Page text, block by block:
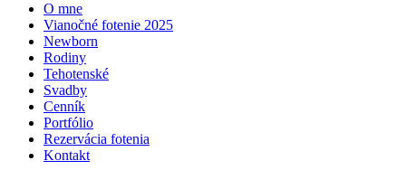
O mne
Vianočné fotenie 2025
Newborn
Rodiny
Tehotenské
Svadby
Cenník
Portfólio
Rezervácia fotenia
Kontakt